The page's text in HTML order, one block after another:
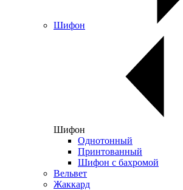
Шифон
Шифон
Однотонный
Принтованный
Шифон с бахромой
Вельвет
Жаккард